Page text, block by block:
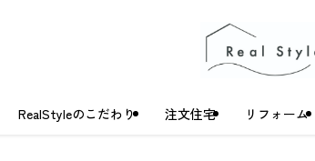
RealStyleのこだわり 注文住宅 リフォーム